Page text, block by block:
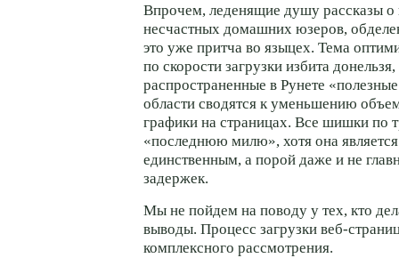
Впрочем, леденящие душу рассказы о
несчастных домашних юзеров,
это уже притча во языцех. Тема
по скорости загрузки избита
распространенные в Рунете
области сводятся к уменьшению
графики на страницах. Все шишки по
«последнюю милю», хотя она
единственным, а порой даже и не
задержек.
Мы не пойдем на поводу у тех, кто
выводы. Процесс загрузки веб-
комплексного рассмотрения.